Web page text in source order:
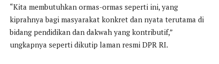
“Kita membutuhkan ormas-ormas seperti ini, yang
kiprahnya bagi masyarakat konkret dan nyata terutama di
bidang pendidikan dan dakwah yang kontributif,”
ungkapnya seperti dikutip laman resmi DPR RI.